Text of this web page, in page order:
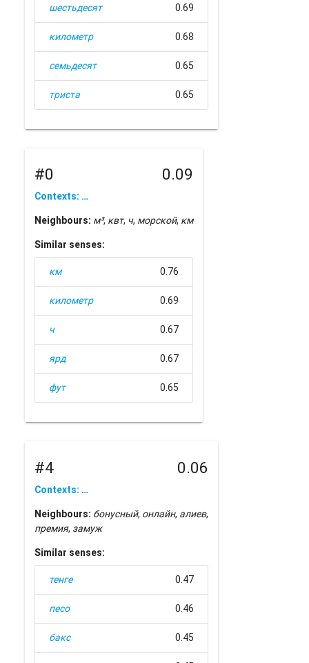
шестьдесят 0.69
километр 0.68
семьдесят 0.65
триста 0.65
#0 0.09
Contexts: …
Neighbours: м³, квт, ч, морской, км
Similar senses:
км 0.76
километр 0.69
ч 0.67
ярд 0.67
фут 0.65
#4 0.06
Contexts: …
Neighbours: бонусный, онлайн, алиев,
премия, замуж
Similar senses:
тенге 0.47
песо 0.46
бакс 0.45